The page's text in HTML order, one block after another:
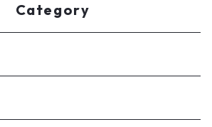
Category